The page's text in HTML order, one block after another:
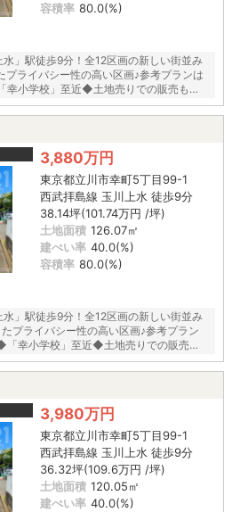
容積率 80.0(%)
」駅徒歩9分！全12区画の新しい街並み
ライバシー性の高い区画♪参考プランは
小学校」至近◆土地売りでの販売も相
3,880万円
東京都立川市幸町5丁目99-1
西武拝島線 玉川上水 徒歩9分
38.14坪(101.74万円 /坪)
土地面積 126.07㎡
建ぺい率 40.0(%)
容積率 80.0(%)
」駅徒歩9分！全12区画の新しい街並み
プライバシー性の高い区画♪参考プラン
幸小学校」至近◆土地売りでの販売も
3,980万円
東京都立川市幸町5丁目99-1
西武拝島線 玉川上水 徒歩9分
36.32坪(109.6万円 /坪)
土地面積 120.05㎡
建ぺい率 40.0(%)